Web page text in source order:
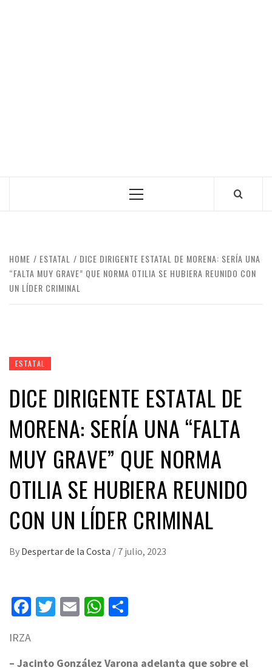
Primary
HOME ESTATAL
DICE DIRIGENTE ESTATAL DE MORENA: SERÍA UNA
“FALTA MUY GRAVE” QUE NORMA OTILIA SE HUBIERA REUNIDO CON
UN LÍDER CRIMINAL
ESTATAL
DICE DIRIGENTE ESTATAL DE
MORENA: SERÍA UNA “FALTA
MUY GRAVE” QUE NORMA
OTILIA SE HUBIERA REUNIDO
CON UN LÍDER CRIMINAL
By Despertar de la Costa / 7 julio, 2023
Facebook
Twitter
EmailWhatsApp
IRZA
– Jacinto González Varona adelanta que sobre el